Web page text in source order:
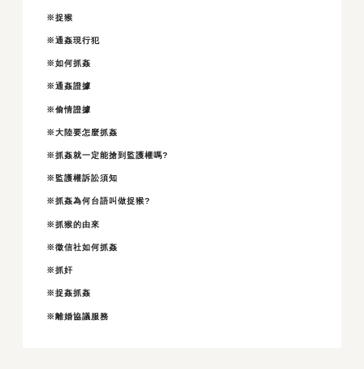
※捉猴
※通姦現行犯
※如何抓姦
※通姦證據
※偷情證據
※大陸要怎麼抓姦
※抓姦就一定能搶到監護權嗎?
※監護權訴訟須知
※抓姦為何台語叫做捉猴?
※抓猴的由來
※徵信社如何抓姦
※抓奸
※捉姦抓姦
※離婚協議服務